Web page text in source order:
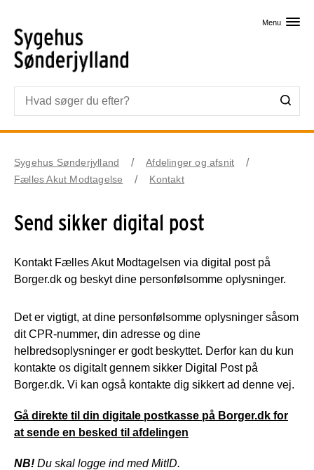
Menu
Sygehus Sønderjylland
Afdelinger og afsnit
Fælles Akut Modtagelse
Kontakt
Send sikker digital post
Kontakt Fælles Akut Modtagelsen via digital post på
Borger.dk og beskyt dine personfølsomme oplysninger.
Det er vigtigt, at dine personfølsomme oplysninger såsom
dit CPR-nummer, din adresse og dine
helbredsoplysninger er godt beskyttet. Derfor kan du kun
kontakte os digitalt gennem sikker Digital Post på
Borger.dk. Vi kan også kontakte dig sikkert ad denne vej.
Gå direkte til din digitale postkasse på Borger.dk for
at sende en besked til afdelingen
NB! Du skal logge ind med MitID.